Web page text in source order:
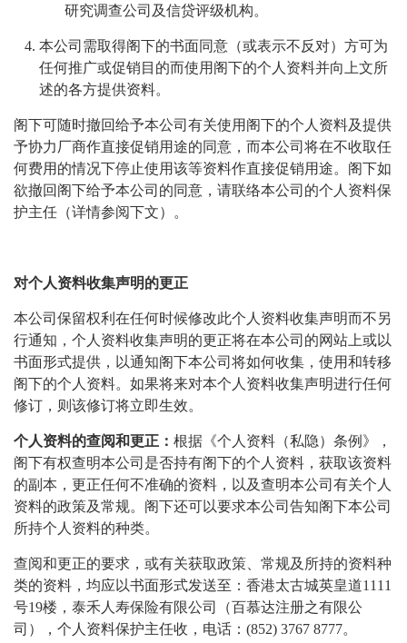
研究调查公司及信贷评级机构。
本公司需取得阁下的书面同意（或表示不反对）方可为
任何推广或促销目的而使用阁下的个人资料并向上文所
述的各方提供资料。
阁下可随时撤回给予本公司有关使用阁下的个人资料及提供
予协力厂商作直接促销用途的同意，而本公司将在不收取任
何费用的情况下停止使用该等资料作直接促销用途。阁下如
欲撤回阁下给予本公司的同意，请联络本公司的个人资料保
护主任（详情参阅下文）。
对个人资料收集声明的更正
本公司保留权利在任何时候修改此个人资料收集声明而不另
行通知，个人资料收集声明的更正将在本公司的网站上或以
书面形式提供，以通知阁下本公司将如何收集，使用和转移
阁下的个人资料。如果将来对本个人资料收集声明进行任何
修订，则该修订将立即生效。
个人资料的查阅和更正： 根据《个人资料（私隐）条例》，
阁下有权查明本公司是否持有阁下的个人资料，获取该资料
的副本，更正任何不准确的资料，以及查明本公司有关个人
资料的政策及常规。阁下还可以要求本公司告知阁下本公司
所持个人资料的种类。
查阅和更正的要求，或有关获取政策、常规及所持的资料种
类的资料，均应以书面形式发送至：香港太古城英皇道1111
号19楼，泰禾人寿保险有限公司（百慕达注册之有限公
司），个人资料保护主任收，电话：(852) 3767 8777。